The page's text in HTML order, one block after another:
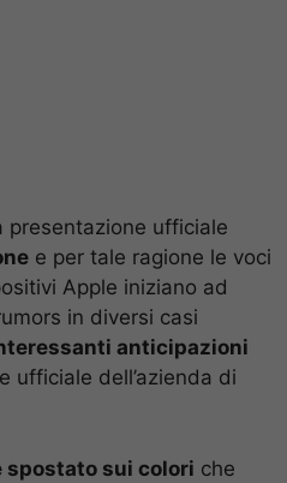
presentazione ufficiale
e per tale ragione le voci
Apple iniziano ad
in diversi casi
anticipazioni
ufficiale dell’azienda di
spostato sui colori che